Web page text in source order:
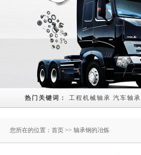
热门关键词： 工程机械轴承 汽车轴承
您所在的位置： 首页 >> 轴承钢的冶炼